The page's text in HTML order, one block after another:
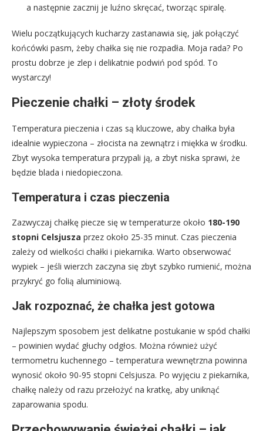
a następnie zacznij je luźno skręcać, tworząc spiralę.
Wielu początkujących kucharzy zastanawia się, jak połączyć
końcówki pasm, żeby chałka się nie rozpadła. Moja rada? Po
prostu dobrze je zlep i delikatnie podwiń pod spód. To
wystarczy!
Pieczenie chałki – złoty środek
Temperatura pieczenia i czas są kluczowe, aby chałka była
idealnie wypieczona – złocista na zewnątrz i miękka w środku.
Zbyt wysoka temperatura przypali ją, a zbyt niska sprawi, że
będzie blada i niedopieczona.
Temperatura i czas pieczenia
Zazwyczaj chałkę piecze się w temperaturze około 180-190
stopni Celsjusza przez około 25-35 minut. Czas pieczenia
zależy od wielkości chałki i piekarnika. Warto obserwować
wypiek – jeśli wierzch zaczyna się zbyt szybko rumienić, można
przykryć go folią aluminiową.
Jak rozpoznać, że chałka jest gotowa
Najlepszym sposobem jest delikatne postukanie w spód chałki
– powinien wydać głuchy odgłos. Można również użyć
termometru kuchennego – temperatura wewnętrzna powinna
wynosić około 90-95 stopni Celsjusza. Po wyjęciu z piekarnika,
chałkę należy od razu przełożyć na kratkę, aby uniknąć
zaparowania spodu.